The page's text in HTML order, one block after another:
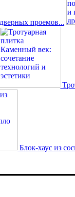
проемов...
Блок-хаус из